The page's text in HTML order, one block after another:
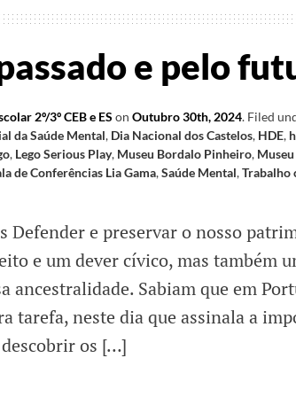
e pelo
2º/3º CEB e ES on Outubro 30th, 2024. Filed
da Saúde Mental, Dia Nacional dos Castelos, HDE,
, Lego Serious Play, Museu Bordalo Pinheiro,
de Conferências Lia Gama,Saúde Mental,
Defender e preservar o nosso
e um dever cívico, mas também
ancestralidade. Sabiam que em
tarefa, neste dia que assinala a
os […]